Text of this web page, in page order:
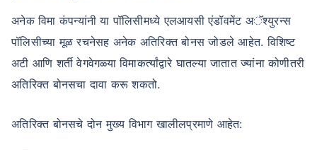
अनेक विमा कंपन्यांनी या पॉलिसीमध्ये एलआयसी एंडॉवमेंट अॅश्युरन्स
पॉलिसीच्या मूळ रचनेसह अनेक अतिरिक्त बोनस जोडले आहेत. विशिष्ट
अटी आणि शर्ती वेगवेगळ्या विमाकर्त्यांद्वारे घातल्या जातात ज्यांना कोणीतरी
अतिरिक्त बोनसचा दावा करू शकतो.
अतिरिक्त बोनसचे दोन मुख्य विभाग खालीलप्रमाणे आहेत: